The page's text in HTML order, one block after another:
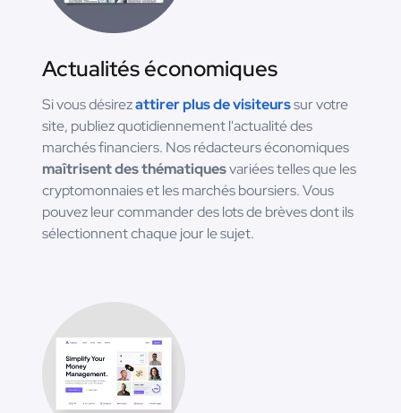
Actualités économiques
Si vous désirezattirer plus de visiteurssur votre
site, publiez quotidiennement l'actualité des
marchés financiers. Nos rédacteurs économiques
maîtrisent des thématiquesvariées telles que les
cryptomonnaies et les marchés boursiers. Vous
pouvez leur commander des lots de brèves dont ils
sélectionnent chaque jour le sujet.